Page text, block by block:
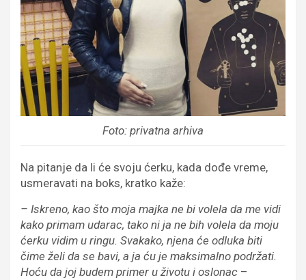
Foto: privatna arhiva
Na pitanje da li će svoju ćerku, kada dođe vreme,
usmeravati na boks, kratko kaže:
– Iskreno, kao što moja majka ne bi volela da me vidi
kako primam udarac, tako ni ja ne bih volela da moju
ćerku vidim u ringu. Svakako, njena će odluka biti
čime želi da se bavi, a ja ću je maksimalno podržati.
Hoću da joj budem primer u životu i oslonac –